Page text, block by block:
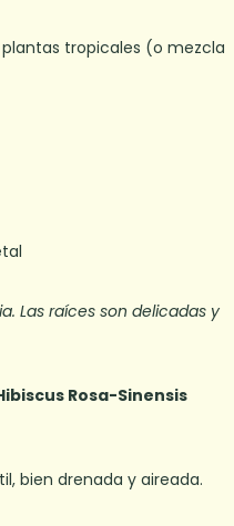
tropicales (o mezcla
Las raíces son delicadas y
Rosa-Sinensis
bien drenada y aireada.